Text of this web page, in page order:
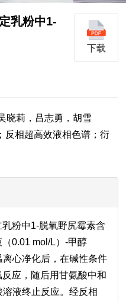
乳粉中1-
下载
晓莉，吕志勇，胡雪
反相超高效液相色谱；衍
粉中1-脱氧野尻霉素含
0.01 mol/L）-甲醇
离心净化后，在碱性条件
应，随后用甘氨酸中和
液终止反应。经反相